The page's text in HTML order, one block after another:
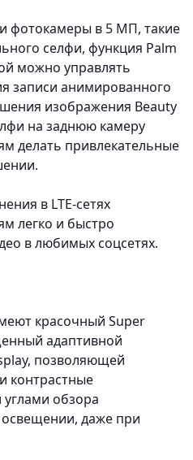
фотокамеры в 5 МП, такие
селфи, функция Palm
можно управлять
записи анимированного
изображения Beauty
на заднюю камеру
делать привлекательные
в LTE-сетях
легко и быстро
в любимых соцсетях.
красочный Super
адаптивной
позволяющей
контрастные
обзора
даже при